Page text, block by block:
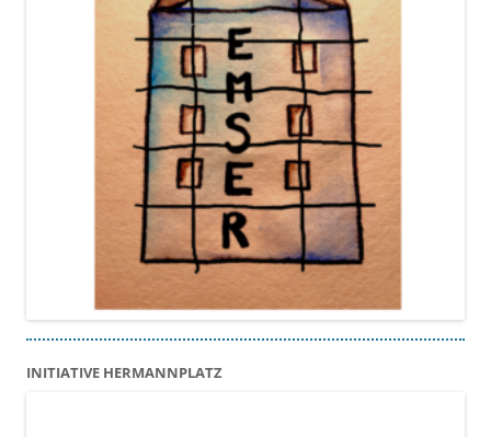
INITIATIVE HERMANNPLATZ